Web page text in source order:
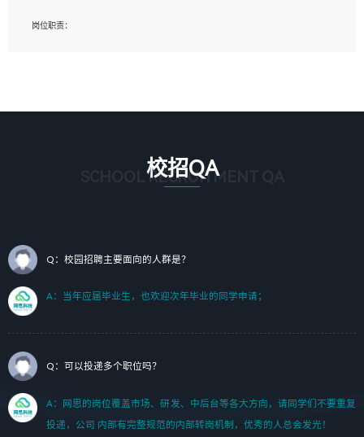
1、艺术设计类相关专业；（其中需求分析顾问不限专业）
岗位职责：
2. 熟悉 前端常用框架, 能独立完成设计给予的 UI 效果;
3. 有良好的代码习惯, 低级错误出现频率低;
7. 了解或熟悉 WebGL 及相关框架优先。
（岗位人员专职于行业应用解决方案、项目申报方案、投标方案的策划编写）
校招QA
SCHOOL RECRUITMENT QA
Q：校园招聘主要面向的人群是？
A：当年应届毕业生，也欢迎次年毕业的同学申请；
Q：可以投递多个职位吗？
A：网思的岗位覆盖市场、研发、中后台等各大方向，请同学们不要重复
投递，公司 内部有完整规范的内部转岗机制，优秀的人总会发光！